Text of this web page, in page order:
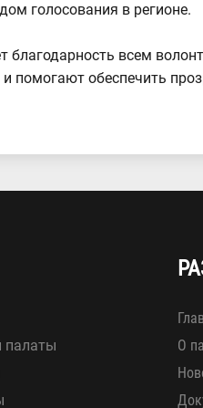
голосования в регионе.
всем
помогают обеспечить
палаты
О